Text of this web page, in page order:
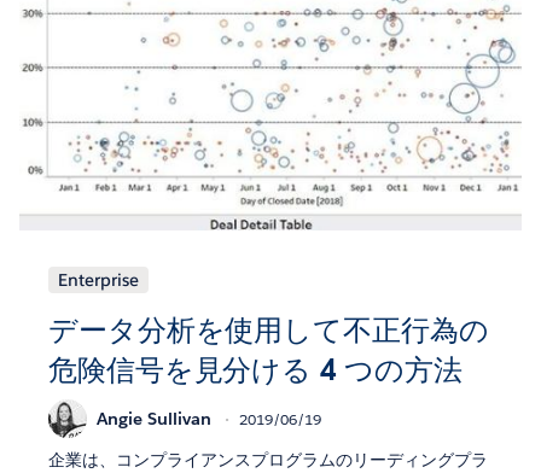
Enterprise
データ分析を使用して不正行為の
危険信号を見分ける 4 つの方法
Angie Sullivan 2019/06/19
企業は、コンプライアンスプログラムのリーディングプラ